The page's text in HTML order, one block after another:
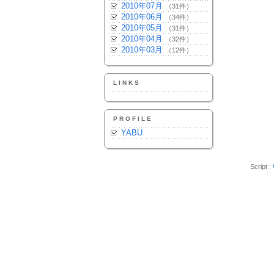
2010年07月 （31件）
2010年06月 （34件）
2010年05月 （31件）
2010年04月 （32件）
2010年03月 （12件）
LINKS
PROFILE
YABU
Script :